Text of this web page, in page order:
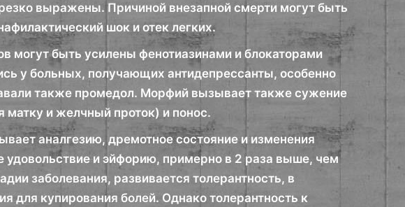
выражены. Причиной внезапной смерти могут быть
шок и отек легких.
быть усилены фенотиазинами и блокаторами
у больных, получающих антидепрессанты, особенно
также промедол. Морфий вызывает также сужение
и желчный проток) и понос.
аналгезию, дремотное состояние и изменения
удовольствие и эйфорию, примерно в 2 раза выше, чем
заболевания, развивается толерантность, в
для купирования болей. Однако толерантность к